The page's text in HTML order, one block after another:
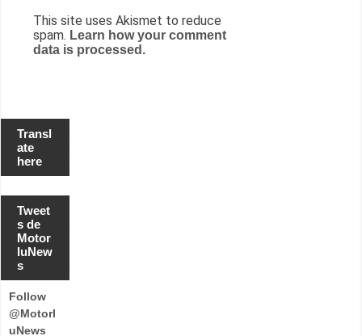
This site uses Akismet to reduce
spam. Learn how your comment
data is processed.
Transl
ate
here
Tweet
s de
Motor
luNew
s
Follow
@Motorl
uNews